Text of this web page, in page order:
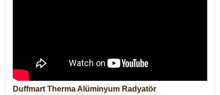
Duffmart Therma Alüminyum Radyatör